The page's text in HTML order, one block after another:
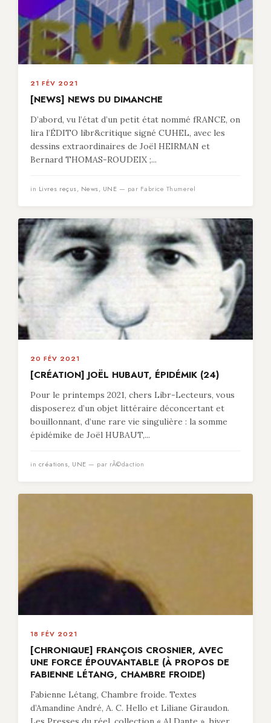
21 FÉV 2021
[NEWS] NEWS DU DIMANCHE
D’abord, vu l’état d’un petit état nommé fRANCE, on
lira l’ÉDITO libr&critique signé CUHEL, avec les
dessins extraordinaires de Joël HEIRMAN et
Bernard THOMAS-ROUDEIX ;...
in Livres reçus, News, UNE — par Fabrice Thumerel
20 FÉV 2021
[CRÉATION] JOËL HUBAUT, ÉPIDÉMIK (24)
Pour le printemps 2021, chers Libr-Lecteurs, vous
disposerez d’un objet littéraire déconcertant et
bouillonnant, d’une rare vie singulière : la somme
épidémike de Joël HUBAUT,...
in créations, UNE — par rÃ©daction
18 FÉV 2021
[CHRONIQUE] FRANÇOIS CROSNIER, AVEC
UNE FORCE ÉPOUVANTABLE (À PROPOS DE
FABIENNE LÉTANG, CHAMBRE FROIDE)
Fabienne Létang, Chambre froide. Textes
d’Amandine André, A. C. Hello et Liliane Giraudon.